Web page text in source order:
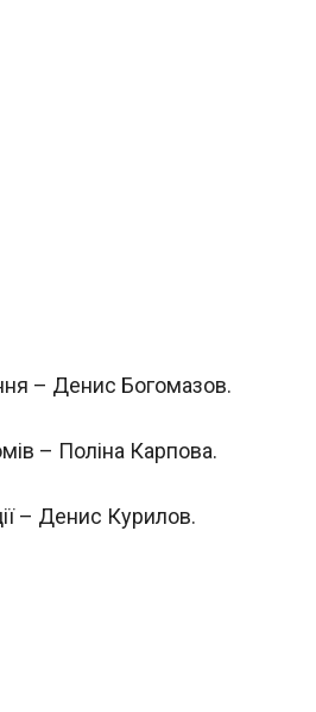
– Денис Богомазов.
– Поліна Карпова.
– Денис Курилов.